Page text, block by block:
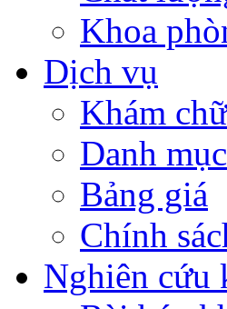
Khoa
Dịch vụ
Khám
Danh
Bảng giá
Chính
Nghiên cứu